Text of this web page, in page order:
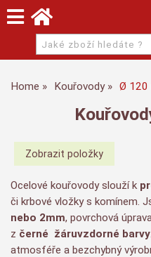
Home Kouřovody Ø 120
Ocelové kouřovody slouží k
či krbové vložky s komínem.
nebo 2mm, povrchová
z černé žáruvzdorné barvy
atmosféře a bezchybný